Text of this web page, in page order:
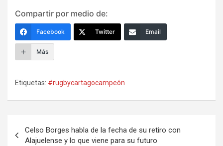
Compartir por medio de:
Facebook Twitter Email
Más
Etiquetas: #rugbycartagocampeón
de
Celso Borges habla de la fecha de su retiro con
Alajuelense y lo que viene para su futuro